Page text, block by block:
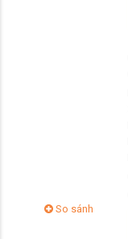
So sánh